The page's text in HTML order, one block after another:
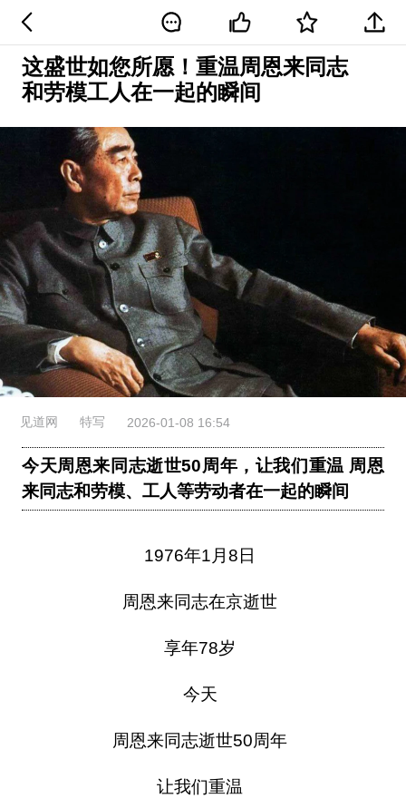
这盛世如您所愿！重温周恩来同志
和劳模工人在一起的瞬间
见道网 特写 2026-01-08 16:54
今天周恩来同志逝世50周年，让我们重温 周恩
来同志和劳模、工人等劳动者在一起的瞬间
1976年1月8日
周恩来同志在京逝世
享年78岁
今天
周恩来同志逝世50周年
让我们重温